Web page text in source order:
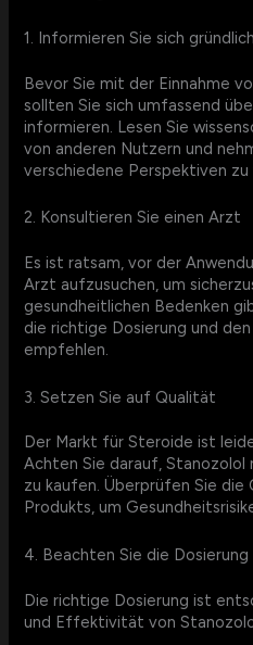
1. Informieren Sie sich gründlich
Bevor Sie mit der Einnahme
sollten Sie sich umfassend
informieren. Lesen Sie
von anderen Nutzern und
verschiedene Perspektiven
2. Konsultieren Sie einen Arzt
Es ist ratsam, vor der
Arzt aufzusuchen, um
gesundheitlichen Bedenken
die richtige Dosierung und
empfehlen.
3. Setzen Sie auf Qualität
Der Markt für Steroide ist
Achten Sie darauf, Stanozolol
zu kaufen. Überprüfen Sie die
Produkts, um
4. Beachten Sie die Dosierung
Die richtige Dosierung ist
und Effektivität von